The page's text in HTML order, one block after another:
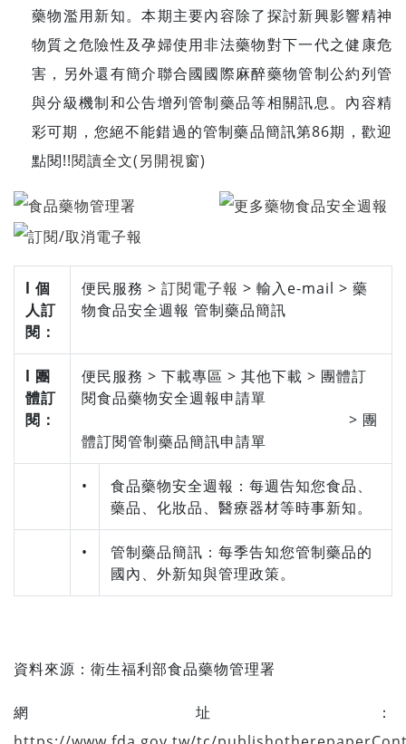
藥物濫用新知。本期主要內容除了探討新興影響精神
物質之危險性及孕婦使用非法藥物對下一代之健康危
害，另外還有簡介聯合國國際麻醉藥物管制公約列管
與分級機制和公告增列管制藥品等相關訊息。內容精
彩可期，您絕不能錯過的管制藥品簡訊第86期，歡迎
點閱!!閱讀全文(另開視窗)
l 個
人訂
閱：
便民服務 > 訂閱電子報 > 輸入e-mail > 藥
物食品安全週報 管制藥品簡訊
l 團
體訂
閱：
便民服務 > 下載專區 > 其他下載 > 團體訂
閱食品藥物安全週報申請單
> 團
體訂閱管制藥品簡訊申請單
•
食品藥物安全週報：每週告知您食品、
藥品、化妝品、醫療器材等時事新知。
•
管制藥品簡訊：每季告知您管制藥品的
國內、外新知與管理政策。
資料來源： 衛生福利部食品藥物管理署
網址：